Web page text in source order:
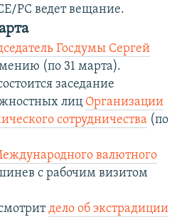
РС ведет вещание.
Госдумы Сергей
(по 31 марта).
заседание
лиц Организации
сотрудничества (по
валютного
с рабочим визитом
дело об экстрадиции